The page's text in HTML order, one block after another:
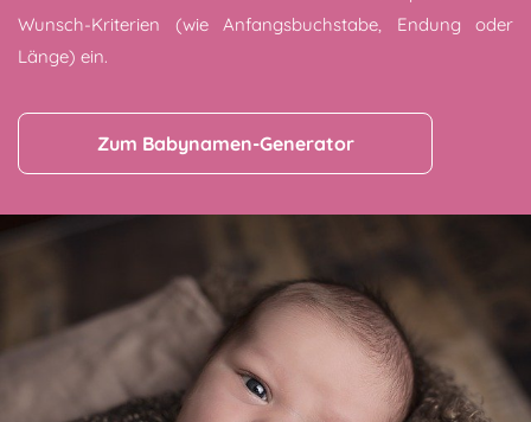
Wunsch-Kriterien (wie Anfangsbuchstabe, Endung oder
Länge) ein.
Zum Babynamen-Generator